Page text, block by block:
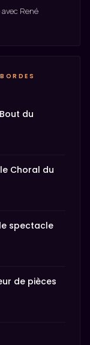
René
du
Choral du
spectacle
de pièces